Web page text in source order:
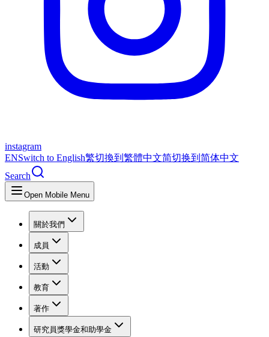
instagram
ENSwitch to English繁切換到繁體中文简切换到简体中文
Search
Open Mobile Menu
關於我們
成員
活動
教育
著作
研究員獎學金和助學金